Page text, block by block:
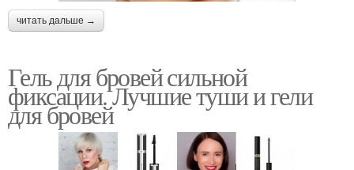
читать дальше →
Гель для бровей сильной
фиксации. Лучшие туши и гели
для бровей